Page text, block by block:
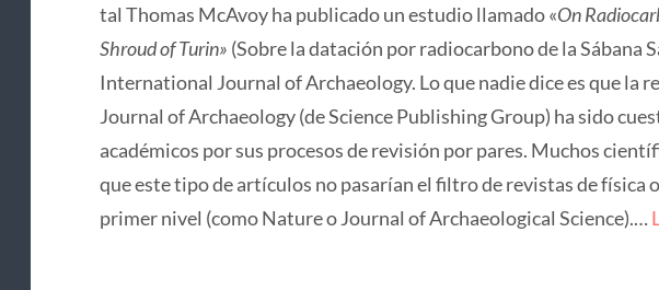
tal Thomas McAvoy ha publicado un estudio llamado «On
Shroud of Turin» (Sobre la datación por radiocarbono de la Sábana
International Journal of Archaeology. Lo que nadie dice es que la
Journal of Archaeology (de Science Publishing Group) ha sido
académicos por sus procesos de revisión por pares. Muchos
que este tipo de artículos no pasarían el filtro de revistas de física
primer nivel (como Nature o Journal of Archaeological Science).…